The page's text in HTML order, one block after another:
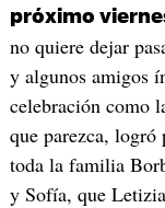
próximo
no quiere dejar
y algunos amigos
celebración como
que parezca, logró
toda la familia
y Sofía, que